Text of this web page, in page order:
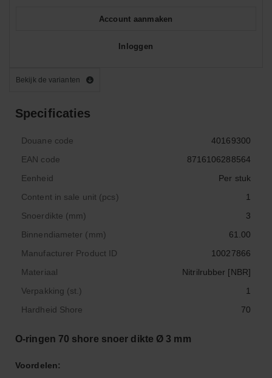
Bekijk de varianten
Specificaties
Douane code
40169300
EAN code
8716106288564
Eenheid
Per stuk
Content in sale unit (pcs)
1
Snoerdikte (mm)
3
Binnendiameter (mm)
61.00
Manufacturer Product ID
10027866
Materiaal
Nitrilrubber [NBR]
Verpakking (st.)
1
Hardheid Shore
70
O-ringen 70 shore snoer dikte Ø 3 mm
Voordelen:
Account aanmaken
Inloggen